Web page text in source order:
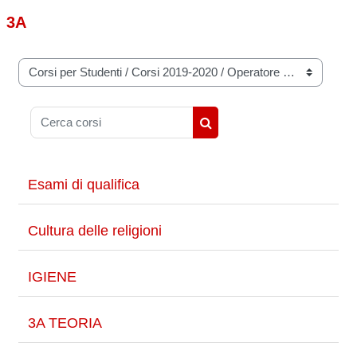
3A
Categorie di corso
Cerca corsi
Cerca corsi
Esami di qualifica
Cultura delle religioni
IGIENE
3A TEORIA